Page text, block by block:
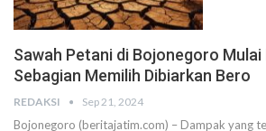
Sawah Petani di Bojonegoro Mulai
Sebagian Memilih Dibiarkan Bero
REDAKSI Sep 21, 2024
Bojonegoro (beritajatim.com) – Dampak yang